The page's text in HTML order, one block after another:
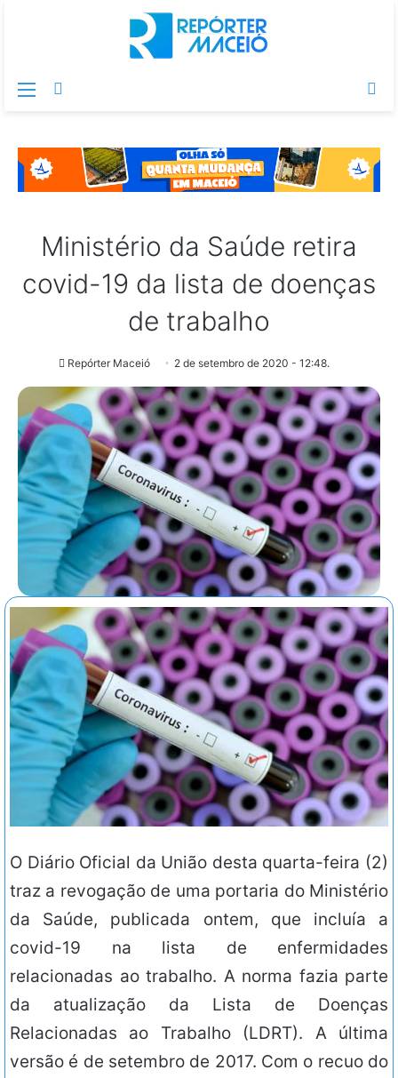
Menu
Ministério da Saúde retira
covid-19 da lista de doenças
de trabalho
Repórter Maceió 2 de setembro de 2020 - 12:48.
O Diário Oficial da União desta quarta-feira (2)
traz a revogação de uma portaria do Ministério
da Saúde, publicada ontem, que incluía a
covid-19 na lista de enfermidades
relacionadas ao trabalho. A norma fazia parte
da atualização da Lista de Doenças
Relacionadas ao Trabalho (LDRT). A última
versão é de setembro de 2017. Com o recuo do